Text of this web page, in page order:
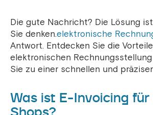
Die gute Nachricht? Die Lösung
Sie denken.elektronische
Antwort. Entdecken Sie die
elektronischen
Sie zu einer schnellen und
Was ist E-Invoicing